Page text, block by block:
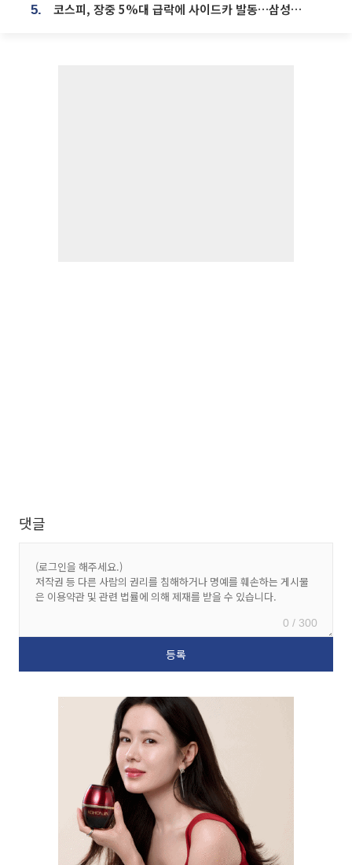
5. 코스피, 장중 5%대 급락에 사이드카 발동…삼성·SK 동반 폭락
댓글
0 / 300